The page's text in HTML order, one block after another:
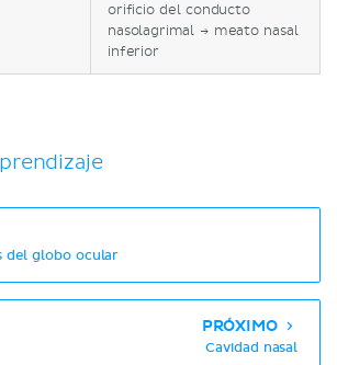
orificio del conducto
nasolagrimal → meato nasal
inferior
del globo ocular
PRÓXIMO
Cavidad nasal